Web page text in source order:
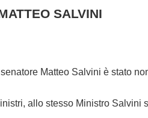
SALVINI
Matteo Salvini è stato
allo stesso Ministro Salvini